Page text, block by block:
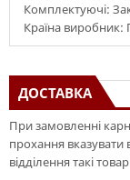
Комплектуючі:
Країна
ДОСТАВКА
При замовленні
прохання вказувати
відділення такі